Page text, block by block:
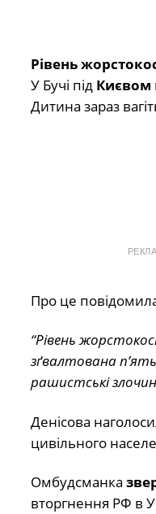
Рівень
У Бучі під Києвом
Дитина зараз
Про це
“Рівень
зґвалтована
рашистські
Денісова
цивільного
Омбудсманка
вторгнення РФ в